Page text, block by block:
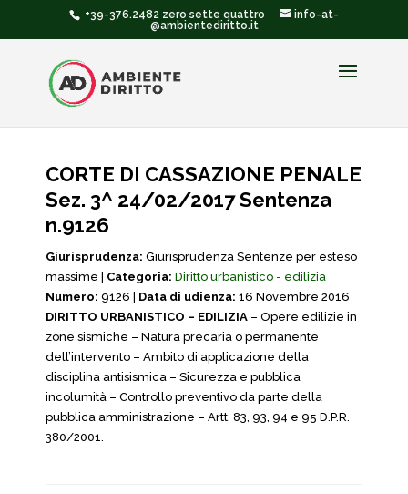
+39-376.2482 zero sette quattro
info-at-
@ambientediritto.it
CORTE DI CASSAZIONE PENALE
Sez. 3^ 24/02/2017 Sentenza
n.9126
Giurisprudenza: Giurisprudenza Sentenze per esteso
massime | Categoria: Diritto urbanistico - edilizia
Numero: 9126 | Data di udienza: 16 Novembre 2016
DIRITTO URBANISTICO – EDILIZIA – Opere edilizie in
zone sismiche – Natura precaria o permanente
dell’intervento – Ambito di applicazione della
disciplina antisismica – Sicurezza e pubblica
incolumità – Controllo preventivo da parte della
pubblica amministrazione – Artt. 83, 93, 94 e 95 D.P.R.
380/2001.